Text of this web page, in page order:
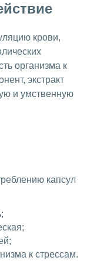
крови,
организма к
экстракт
и умственную
капсул
к стрессам.